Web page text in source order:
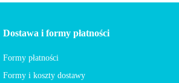
Dostawa i formy płatności
Formy płatności
Formy i koszty dostawy